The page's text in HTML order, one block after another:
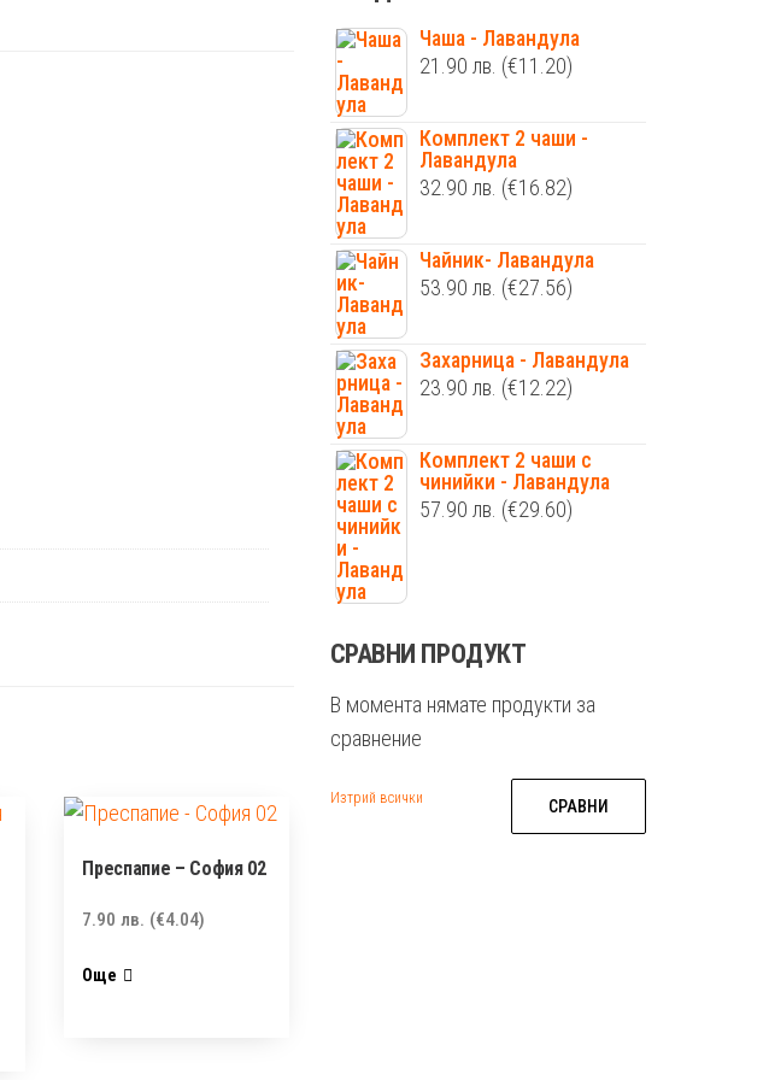
Преспапие – София 02
7.90лв. (€4.04)
Още
Чаша - Лавандула
21.90 лв. (€11.20)
Комплект 2 чаши -
Лавандула
32.90 лв. (€16.82)
Чайник- Лавандула
53.90 лв. (€27.56)
Захарница - Лавандула
23.90 лв. (€12.22)
Комплект 2 чаши с
чинийки - Лавандула
57.90 лв. (€29.60)
СРАВНИ ПРОДУКТ
В момента нямате продукти за
сравнение
Изтрий всички СРАВНИ